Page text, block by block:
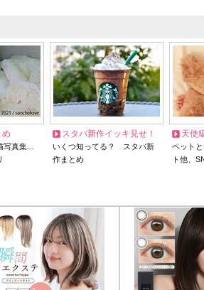
め
写真集…
スタバ新作イッキ見せ！
いくつ知ってる？ スタバ新
作まとめ
天使
ペット
ト他、